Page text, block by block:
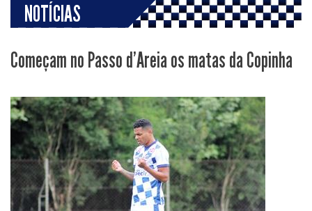
NOTÍCIAS
Começam no Passo d'Areia os matas da Copinha